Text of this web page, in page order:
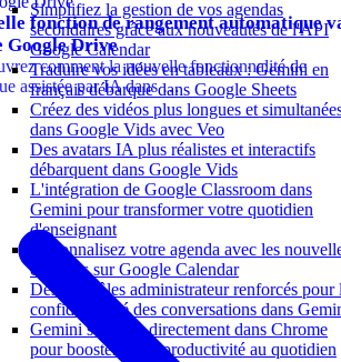
Simplifiez la gestion de vos agendas
secondaires grâce aux nouveautés de l'API
Google Calendar
Traduire vos idées en tableaux : Gemini en
français débarque dans Google Sheets
Créez des vidéos plus longues et
dans Google Vids avec Veo
Des avatars IA plus réalistes et interactifs
débarquent dans Google Vids
L'intégration de Google Classroom dans
Gemini pour transformer votre quotidien
d'enseignant
Personnalisez votre agenda avec les
couleurs sur Google Calendar
Des contrôles administrateur renforcés pour
confidentialité des conversations dans
Gemini s'intègre directement dans Chrome
pour booster votre productivité au quotidien
fonction de rangement automatique
Drive
comment la nouvelle fonctionnalité de
assistée par IA dans …